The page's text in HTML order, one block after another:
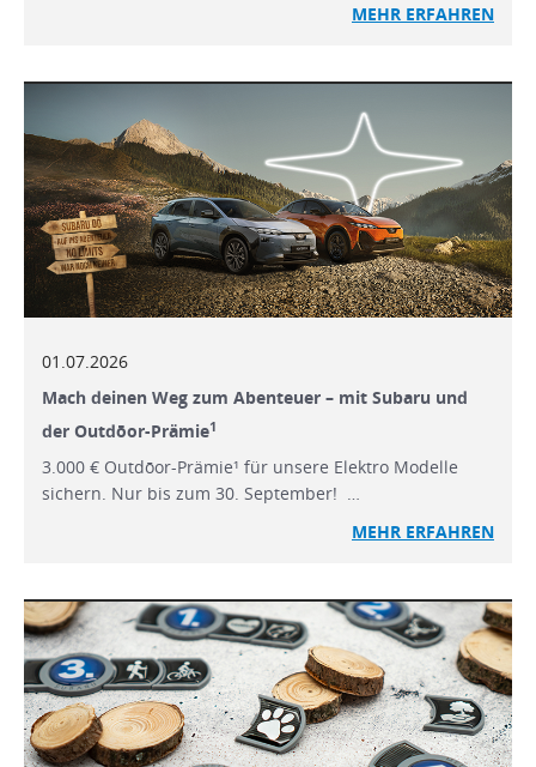
MEHR ERFAHREN
01.07.2026
Mach deinen Weg zum Abenteuer – mit Subaru und
der Outdōor-Prämie1
3.000 € Outdōor-Prämie¹ für unsere Elektro Modelle
sichern. Nur bis zum 30. September! …
MEHR ERFAHREN